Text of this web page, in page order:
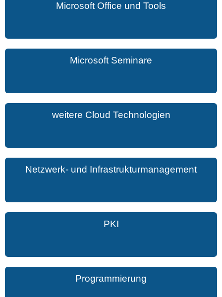
Microsoft Office und Tools
Microsoft Seminare
weitere Cloud Technologien
Netzwerk- und Infrastrukturmanagement
PKI
Programmierung